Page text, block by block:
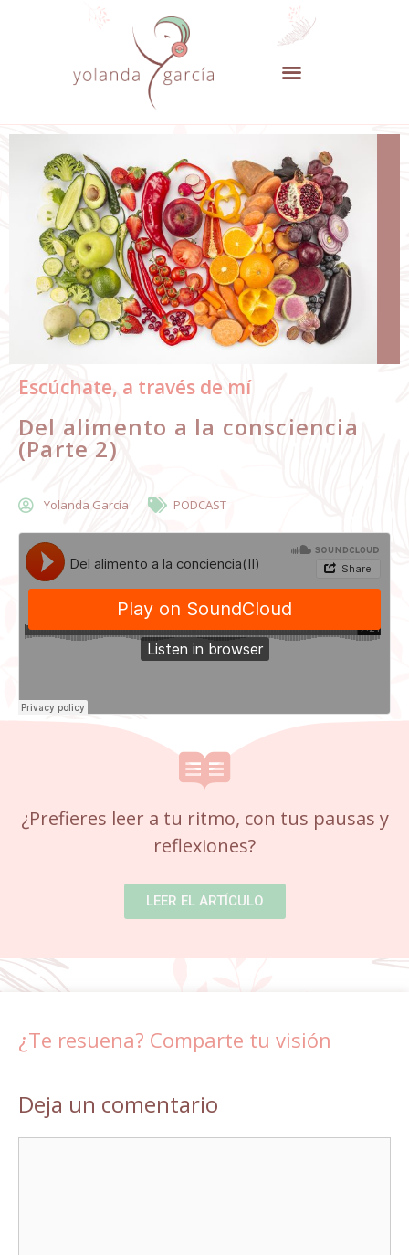
Escúchate, a través de mí
Del alimento a la consciencia
(Parte 2)
Yolanda García PODCAST
¿Prefieres leer a tu ritmo, con tus pausas y
reflexiones?
LEER EL ARTÍCULO
¿Te resuena? Comparte tu visión
Deja un comentario